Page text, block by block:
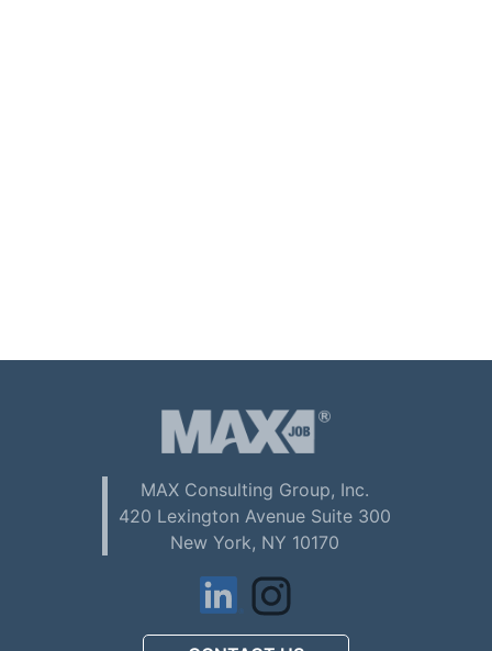
MAX Consulting Group, Inc.
420 Lexington Avenue Suite 300
New York, NY 10170